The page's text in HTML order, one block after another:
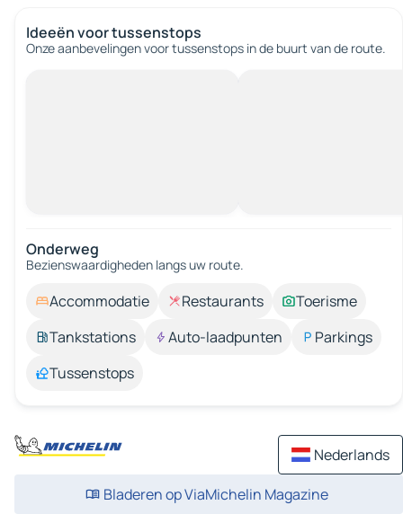
Ideeën voor tussenstops
Onze aanbevelingen voor tussenstops in de buurt van de route.
Onderweg
Bezienswaardigheden langs uw route.
Accommodatie Restaurants
Toerisme
Tankstations
Auto-laadpunten
Parkings
Tussenstops
Nederlands
Bladeren op ViaMichelin Magazine